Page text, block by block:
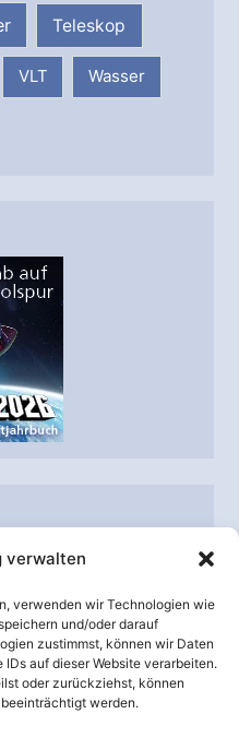
verwalten
verwenden wir Technologien wie
und/oder darauf
zustimmst, können wir Daten
auf dieser Website verarbeiten.
oder zurückziehst, können
werden.
Teleskop
VLT Wasser